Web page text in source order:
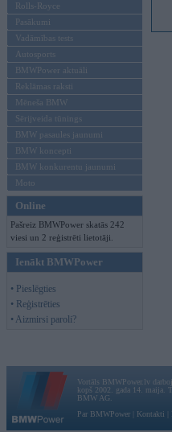
Rolls-Royce
Pasākumi
Vadāmības tests
Autosports
BMWPower aktuāli
Reklāmas raksti
Mēneša BMW
Sērijveida tūnings
BMW pasaules jaunumi
BMW koncepti
BMW konkurentu jaunumi
Moto
Online
Pašreiz BMWPower skatās 242
viesi un 2 reģistrēti lietotāji.
Ienākt BMWPower
• Pieslēgties
• Reģistrēties
• Aizmirsi paroli?
Vortāls BMWPower.lv
kopš 2002. gada 14. maija.
BMW AG.
Par BMWPower
Kontakti